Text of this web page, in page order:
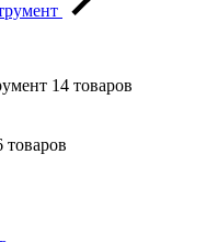
14 товаров
товаров